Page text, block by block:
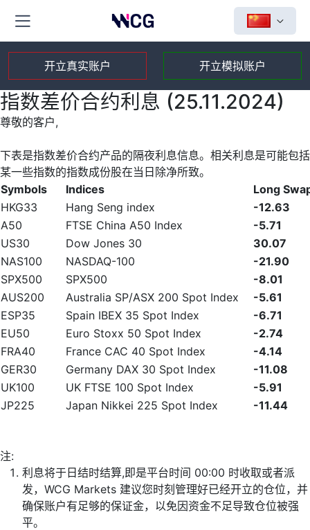
开立真实账户 开立模拟账户
指数差价合约利息 (25.11.2024)
尊敬的客户,
下表是指数差价合约产品的隔夜利息信息。相关利息是可能包括
某一些指数的指数成份股在当日除净所致。
Symbols
Indices
Long
HKG33
Hang Seng index
-12.63
A50
FTSE China A50 Index
-5.71
US30
Dow Jones 30
30.07
NAS100
NASDAQ-100
-21.90
SPX500
SPX500
-8.01
AUS200
Australia SP/ASX 200 Spot Index
-5.61
ESP35
Spain IBEX 35 Spot Index
-6.71
EU50
Euro Stoxx 50 Spot Index
-2.74
FRA40
France CAC 40 Spot Index
-4.14
GER30
Germany DAX 30 Spot Index
-11.08
UK100
UK FTSE 100 Spot Index
-5.91
JP225
Japan Nikkei 225 Spot Index -11.44
注:
利息将于日结时结算,即是平台时间 00:00 时收取或者派
发，WCG Markets 建议您时刻管理好已经开立的仓位，并
确保账户有足够的保证金，以免因资金不足导致仓位被强
平。